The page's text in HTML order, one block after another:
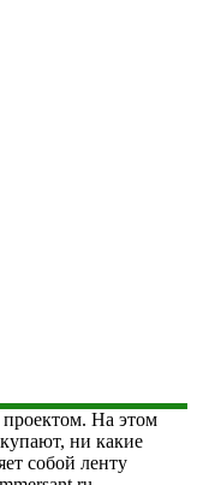
На этом
ни какие
собой ленту